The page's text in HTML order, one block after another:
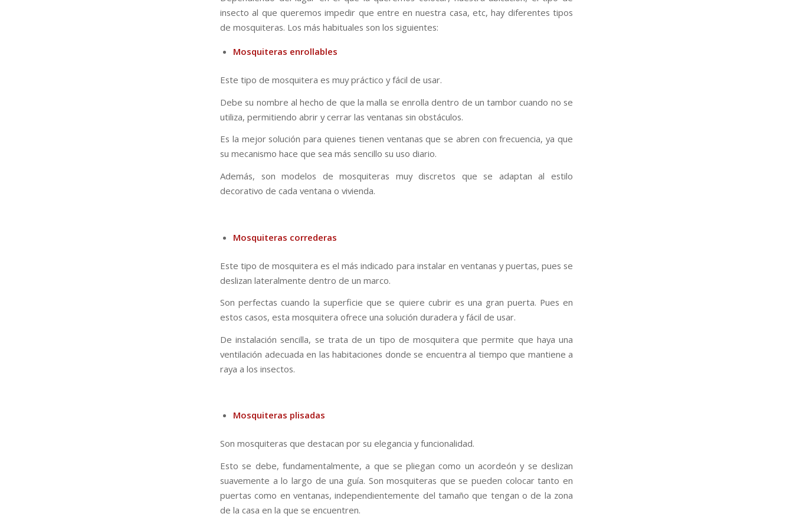
insecto al que queremos impedir que entre en nuestra casa, etc, hay diferentes tipos
de mosquiteras. Los más habituales son los siguientes:
Mosquiteras enrollables
Este tipo de mosquitera es muy práctico y fácil de usar.
Debe su nombre al hecho de que la malla se enrolla dentro de un tambor cuando no se
utiliza, permitiendo abrir y cerrar las ventanas sin obstáculos.
Es la mejor solución para quienes tienen ventanas que se abren con frecuencia, ya que
su mecanismo hace que sea más sencillo su uso diario.
Además, son modelos de mosquiteras muy discretos que se adaptan al estilo
decorativo de cada ventana o vivienda.
Mosquiteras correderas
Este tipo de mosquitera es el más indicado para instalar en ventanas y puertas, pues se
deslizan lateralmente dentro de un marco.
Son perfectas cuando la superficie que se quiere cubrir es una gran puerta. Pues en
estos casos, esta mosquitera ofrece una solución duradera y fácil de usar.
De instalación sencilla, se trata de un tipo de mosquitera que permite que haya una
ventilación adecuada en las habitaciones donde se encuentra al tiempo que mantiene a
raya a los insectos.
Mosquiteras plisadas
Son mosquiteras que destacan por su elegancia y funcionalidad.
Esto se debe, fundamentalmente, a que se pliegan como un acordeón y se deslizan
suavemente a lo largo de una guía. Son mosquiteras que se pueden colocar tanto en
puertas como en ventanas, independientemente del tamaño que tengan o de la zona
de la casa en la que se encuentren.